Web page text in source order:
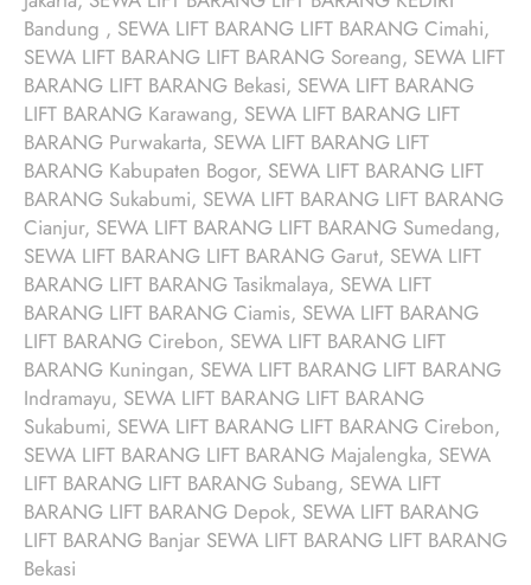
Bandung , SEWA LIFT BARANG LIFT BARANG Cimahi,
SEWA LIFT BARANG LIFT BARANG Soreang, SEWA LIFT
BARANG LIFT BARANG Bekasi, SEWA LIFT BARANG
LIFT BARANG Karawang, SEWA LIFT BARANG LIFT
BARANG Purwakarta, SEWA LIFT BARANG LIFT
BARANG Kabupaten Bogor, SEWA LIFT BARANG LIFT
BARANG Sukabumi, SEWA LIFT BARANG LIFT BARANG
Cianjur, SEWA LIFT BARANG LIFT BARANG Sumedang,
SEWA LIFT BARANG LIFT BARANG Garut, SEWA LIFT
BARANG LIFT BARANG Tasikmalaya, SEWA LIFT
BARANG LIFT BARANG Ciamis, SEWA LIFT BARANG
LIFT BARANG Cirebon, SEWA LIFT BARANG LIFT
BARANG Kuningan, SEWA LIFT BARANG LIFT BARANG
Indramayu, SEWA LIFT BARANG LIFT BARANG
Sukabumi, SEWA LIFT BARANG LIFT BARANG Cirebon,
SEWA LIFT BARANG LIFT BARANG Majalengka, SEWA
LIFT BARANG LIFT BARANG Subang, SEWA LIFT
BARANG LIFT BARANG Depok, SEWA LIFT BARANG
LIFT BARANG Banjar SEWA LIFT BARANG LIFT BARANG
Bekasi